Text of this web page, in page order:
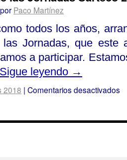
por Paco Martínez
todos los años,
Jornadas, que este
a participar.
Sigue leyendo →
2018 | Comentarios desactivados